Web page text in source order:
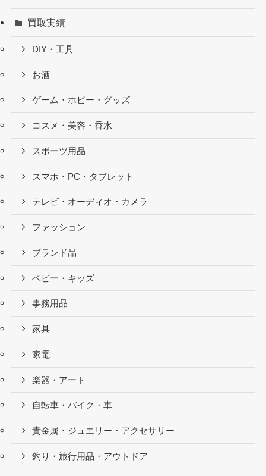
買取実績
DIY・工具
お酒
ゲーム・ホビー・グッズ
コスメ・美容・香水
スポーツ用品
スマホ・PC・タブレット
テレビ・オーディオ・カメラ
ファッション
ブランド品
ベビー・キッズ
事務用品
家具
家電
楽器・アート
自転車・バイク・車
貴金属・ジュエリー・アクセサリー
釣り・旅行用品・アウトドア